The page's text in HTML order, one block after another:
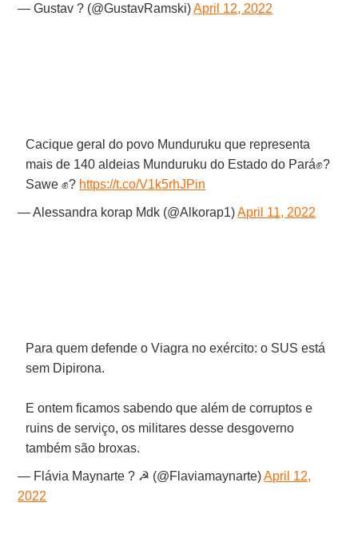
— Gustav ? (@GustavRamski)April 12, 2022
Cacique geral do povo Munduruku que representa
mais de 140 aldeias Munduruku do Estado do Pará✊?
Sawe ✊? https://t.co/V1k5rhJPin
— Alessandra korap Mdk (@Alkorap1)April 11, 2022
Para quem defende o Viagra no exército: o SUS está
sem Dipirona.
E ontem ficamos sabendo que além de corruptos e
ruins de serviço, os militares desse desgoverno
também são broxas.
— Flávia Maynarte ? ☭ (@Flaviamaynarte)April 12,
2022